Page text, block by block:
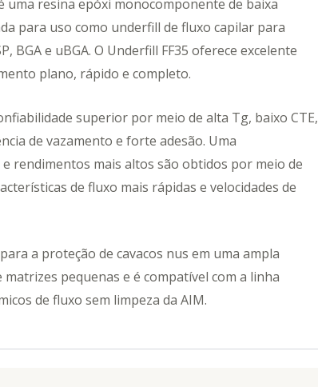
uma resina epóxi monocomponente de baixa
para uso como underfill de fluxo capilar para
BGA e uBGA. O Underfill FF35 oferece excelente
plano, rápido e completo.
superior por meio de alta Tg, baixo CTE,
de vazamento e forte adesão. Uma
rendimentos mais altos são obtidos por meio de
de fluxo mais rápidas e velocidades de
a proteção de cavacos nus em uma ampla
matrizes pequenas e é compatível com a linha
de fluxo sem limpeza da AIM.